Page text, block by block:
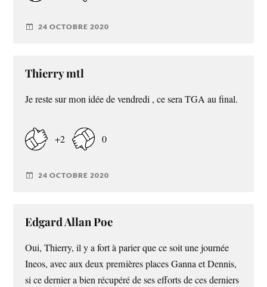
24 OCTOBRE 2020
Thierry mtl
Je reste sur mon idée de vendredi , ce sera TGA au final.
+2 0
24 OCTOBRE 2020
Edgard Allan Poe
Oui, Thierry, il y a fort à parier que ce soit une journée
Ineos, avec aux deux premières places Ganna et Dennis,
si ce dernier a bien récupéré de ses efforts de ces derniers